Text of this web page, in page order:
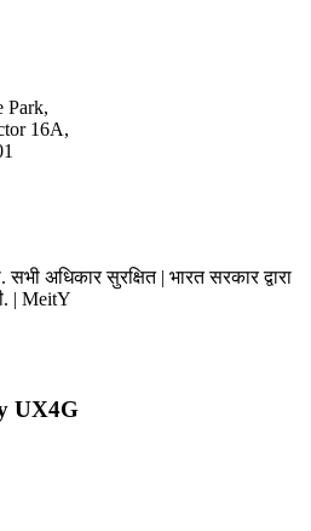
Park,
16A,
अधिकार सुरक्षित | भारत सरकार द्वारा
| MeitY
UX4G